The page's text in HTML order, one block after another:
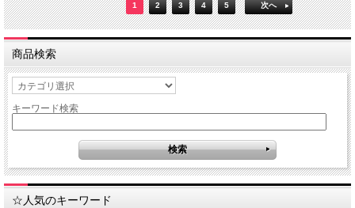
1 2 3 4 5 次へ
商品検索
キーワード検索
☆人気のキーワード